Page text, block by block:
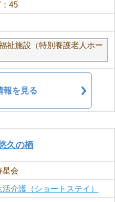
45
祉施設（特別養護老人ホー
報を見る
久の栖
星会
介護（ショートステイ）